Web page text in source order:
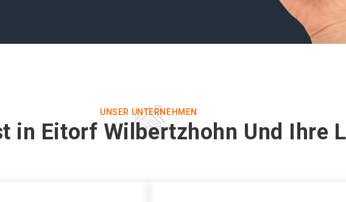
UNSER UNTERNEHMEN
in Eitorf Wilbertzhohn Und Ihre